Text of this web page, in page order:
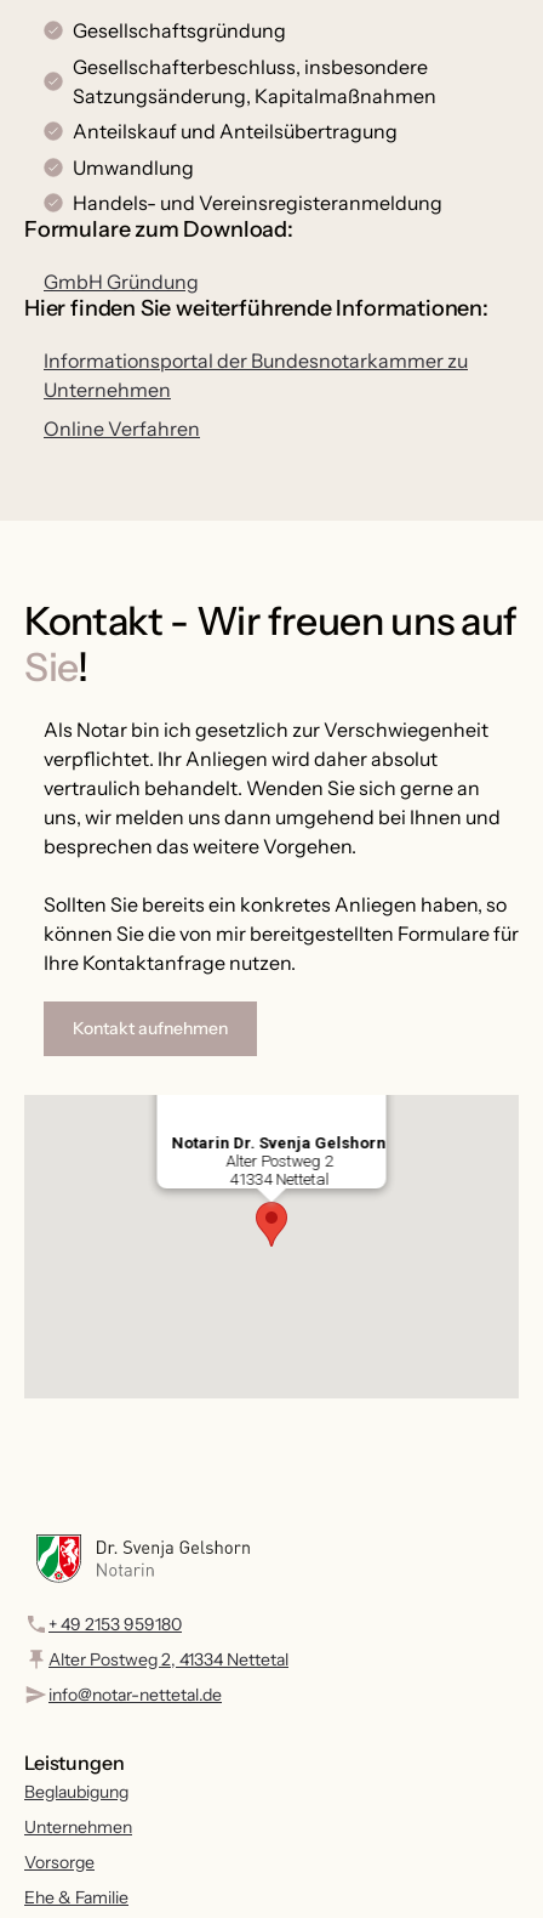
Gesellschaftsgründung
Gesellschafterbeschluss, insbesondere
Satzungsänderung, Kapitalmaßnahmen
Anteilskauf und Anteilsübertragung
Umwandlung
Handels- und Vereinsregisteranmeldung
Formulare zum Download:
GmbH Gründung
Hier finden Sie weiterführende Informationen:
Informationsportal der Bundesnotarkammer zu
Unternehmen
Online Verfahren
Kontakt - Wir freuen uns auf
Sie!
Als Notar bin ich gesetzlich zur Verschwiegenheit
verpflichtet. Ihr Anliegen wird daher absolut
vertraulich behandelt. Wenden Sie sich gerne an
uns, wir melden uns dann umgehend bei Ihnen und
besprechen das weitere Vorgehen.
Sollten Sie bereits ein konkretes Anliegen haben, so
können Sie die von mir bereitgestellten Formulare für
Ihre Kontaktanfrage nutzen.
Kontakt aufnehmen
Notarin Dr. Svenja Gelshorn
Alter Postweg 2
41334 Nettetal
+ 49 2153 959180
Alter Postweg 2, 41334 Nettetal
info@notar-nettetal.de
Leistungen
Beglaubigung
Unternehmen
Vorsorge
Ehe & Familie